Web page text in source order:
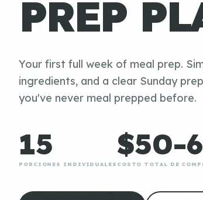
PREP
Your first full week of meal prep.
ingredients, and a clear Sunday
you've never meal prepped before.
15
PORCIONES INDIVIDUALES
$50-
COSTO TOTAL DE